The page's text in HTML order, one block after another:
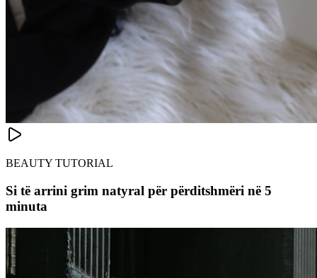
BEAUTY TUTORIAL
Si të arrini grim natyral për përditshmëri në 5
minuta